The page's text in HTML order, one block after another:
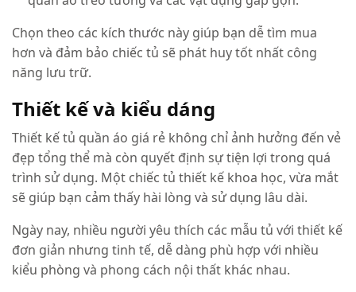
Chọn theo các kích thước này giúp bạn dễ tìm mua
hơn và đảm bảo chiếc tủ sẽ phát huy tốt nhất công
năng lưu trữ.
Thiết kế và kiểu dáng
Thiết kế tủ quần áo giá rẻ không chỉ ảnh hưởng đến vẻ
đẹp tổng thể mà còn quyết định sự tiện lợi trong quá
trình sử dụng. Một chiếc tủ thiết kế khoa học, vừa mắt
sẽ giúp bạn cảm thấy hài lòng và sử dụng lâu dài.
Ngày nay, nhiều người yêu thích các mẫu tủ với thiết kế
đơn giản nhưng tinh tế, dễ dàng phù hợp với nhiều
kiểu phòng và phong cách nội thất khác nhau.